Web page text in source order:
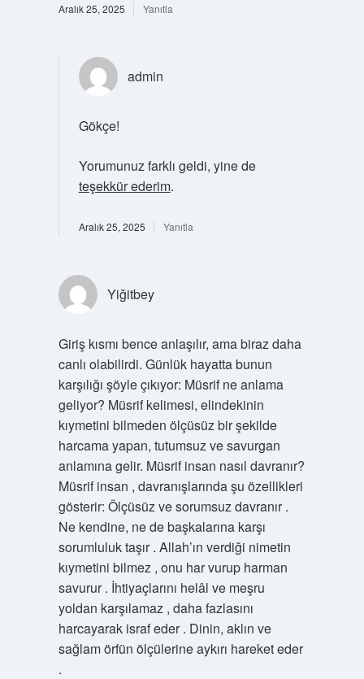
Aralık 25, 2025 Yanıtla
admin
Gökçe!
Yorumunuz farklı geldi, yine de
teşekkür ederim.
Aralık 25, 2025 Yanıtla
Yiğitbey
Giriş kısmı bence anlaşılır, ama biraz daha
canlı olabilirdi. Günlük hayatta bunun
karşılığı şöyle çıkıyor: Müsrif ne anlama
geliyor? Müsrif kelimesi, elindekinin
kıymetini bilmeden ölçüsüz bir şekilde
harcama yapan, tutumsuz ve savurgan
anlamına gelir. Müsrif insan nasıl davranır?
Müsrif insan , davranışlarında şu özellikleri
gösterir: Ölçüsüz ve sorumsuz davranır .
Ne kendine, ne de başkalarına karşı
sorumluluk taşır . Allah’ın verdiği nimetin
kıymetini bilmez , onu har vurup harman
savurur . İhtiyaçlarını helâl ve meşru
yoldan karşılamaz , daha fazlasını
harcayarak israf eder . Dinin, aklın ve
sağlam örfün ölçülerine aykırı hareket eder
.